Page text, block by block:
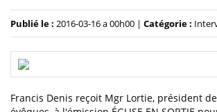
Publié le : 2016-03-16 a 00h00 | Catégorie :
Francis Denis reçoit Mgr Lortie, président